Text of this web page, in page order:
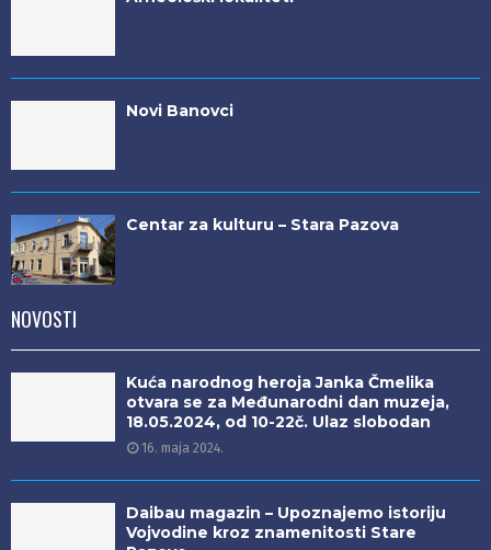
Novi Banovci
Centar za kulturu – Stara Pazova
NOVOSTI
Kuća narodnog heroja Janka Čmelika
otvara se za Međunarodni dan muzeja,
18.05.2024, od 10-22č. Ulaz slobodan
16. maja 2024.
Daibau magazin – Upoznajemo istoriju
Vojvodine kroz znamenitosti Stare